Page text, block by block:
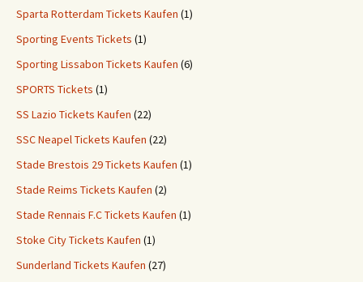
Sparta Rotterdam Tickets Kaufen (1)
Sporting Events Tickets (1)
Sporting Lissabon Tickets Kaufen (6)
SPORTS Tickets (1)
SS Lazio Tickets Kaufen (22)
SSC Neapel Tickets Kaufen (22)
Stade Brestois 29 Tickets Kaufen (1)
Stade Reims Tickets Kaufen (2)
Stade Rennais F.C Tickets Kaufen (1)
Stoke City Tickets Kaufen (1)
Sunderland Tickets Kaufen (27)